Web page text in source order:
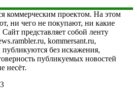
коммерческим проектом. На этом
ни чего не покупают, ни какие
представляет собой ленту
kommersant.ru,
без искажения,
публикуемых новостей
несёт.